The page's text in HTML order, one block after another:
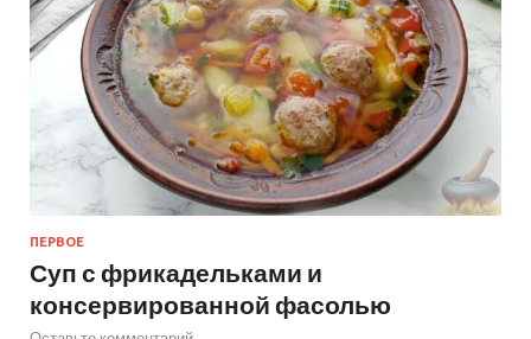
ПЕРВОЕ
Суп с фрикадельками и
консервированной фасолью